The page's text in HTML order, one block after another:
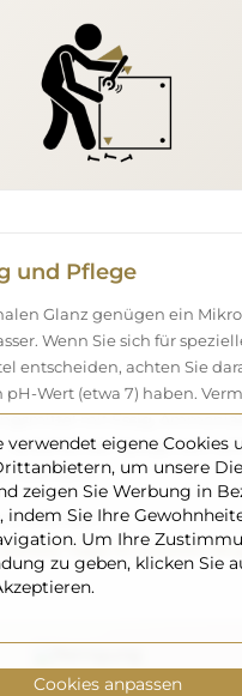
und Pflege
Glanz genügen ein
Wenn Sie sich für
entscheiden, achten Sie
Wert (etwa 7) haben.
mit Essig,
so behält der Spiegel sein
viele Jahre.
erfahren?
Tipps in unserem
verwendet eigene Cookies
um unsere
zeigen Sie Werbung in
indem Sie Ihre
Um Ihre
zu geben, klicken Sie
Cookies anpassen